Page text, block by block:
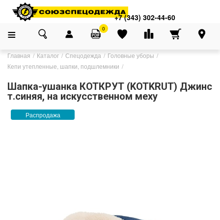
+7 (343) 302-44-60
0
Главная Каталог Спецодежда
Головные уборы
Кепи утепленные, шапки, подшлемники
Шапка-ушанка КОТКРУТ (KOTKRUT) Джинс
т.синяя, на искусственном меху
Распродажа